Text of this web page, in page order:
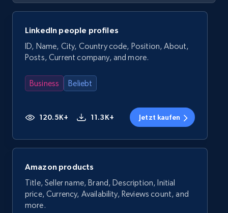
LinkedIn people profiles
ID, Name, City, Country code, Position, About,
Posts, Current company, and more.
Business Beliebt
120.5K+ 11.3K+ Jetzt kaufen
Amazon products
Title, Seller name, Brand, Description, Initial
price, Currency, Availability, Reviews count, and
more.